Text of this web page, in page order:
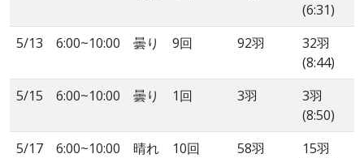
(6:31)
5/13
6:00~10:00 曇り 9回 92羽
32羽
(8:44)
5/15
6:00~10:00 曇り 1回 3羽
3羽
(8:50)
5/17
6:00~10:00 晴れ 10回 58羽
15羽